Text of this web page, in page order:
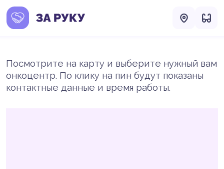
Посмотрите на карту и выберите нужный вам
онкоцентр. По клику на пин будут показаны
контактные данные и время работы.